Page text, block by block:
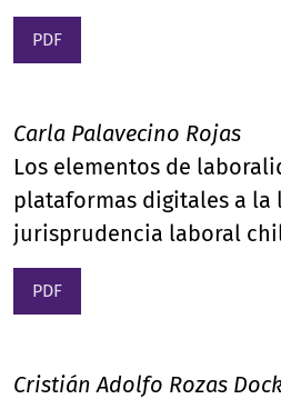
PDF
Carla Palavecino Rojas
Los elementos de
plataformas digitales a la
jurisprudencia laboral
PDF
Cristián Adolfo Rozas